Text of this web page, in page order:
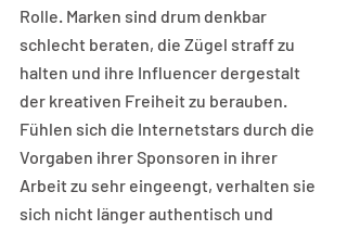
Rolle. Marken sind drum denkbar
schlecht beraten, die Zügel straff zu
halten und ihre Influencer dergestalt
der kreativen Freiheit zu berauben.
Fühlen sich die Internetstars durch die
Vorgaben ihrer Sponsoren in ihrer
Arbeit zu sehr eingeengt, verhalten sie
sich nicht länger authentisch und